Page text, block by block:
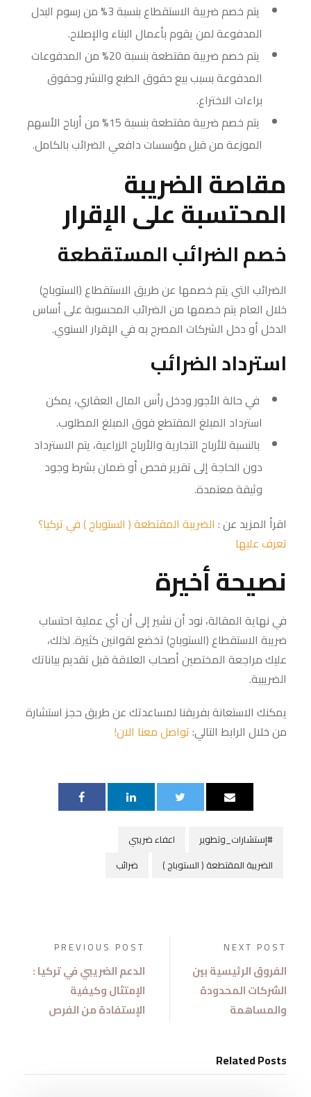
يتم خصم ضريبة الاستقطاع بنسبة 3% من رسوم البدل
المدفوعة لمن يقوم بأعمال البناء والإصلاح.
يتم خصم ضريبة مقتطعة بنسبة 20% من المدفوعات
المدفوعة بسبب بيع حقوق الطبع والنشر وحقوق
براءات الاختراع.
يتم خصم ضريبة مقتطعة بنسبة 15% من أرباح الأسهم
الموزعة من قبل مؤسسات دافعي الضرائب بالكامل.
مقاصة الضريبة
المحتسبة على الإقرار
خصم الضرائب المستقطعة
الضرائب التي يتم خصمها عن طريق الاستقطاع (الستوباج)
خلال العام يتم خصمها من الضرائب المحسوبة على أساس
الدخل أو دخل الشركات المصرح به في الإقرار السنوي.
استرداد الضرائب
في حالة الأجور ودخل رأس المال العقاري، يمكن
استرداد المبلغ المقتطع فوق المبلغ المطلوب.
بالنسبة للأرباح التجارية والأرباح الزراعية، يتم الاسترداد
دون الحاجة إلى تقرير فحص أو ضمان بشرط وجود
وثيقة معتمدة.
اقرأ المزيد عن : الضريبة المقتطعة ( الستوباج ) في تركيا؟
تعرف عليها
نصيحة أخيرة
في نهاية المقالة، نود أن نشير إلى أن أي عملية احتساب
ضريبة الاستقطاع (الستوباج) تخضع لقوانين كثيرة. لذلك،
عليك مراجعة المختصين أصحاب العلاقة قبل تقديم بياناتك
الضريبية.
يمكنك الاستعانة بفريقنا لمساعدتك عن طريق حجز استشارة
من خلال الرابط التالي:تواصل معنا الان!
#إستشارات_وتطوير
اعفاء ضريبي
الضريبة المقتطعة ( الستوباج )
ضرائب
PREVIOUS POST
الدعم الضريبي في تركيا :
الإمتثال وكيفية
الإستفادة من الفرص
NEXT POST
الفروق الرئيسية بين
الشركات المحدودة
والمساهمة
Related Posts